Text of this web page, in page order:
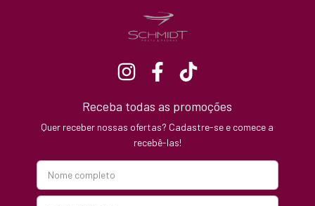
Receba todas as promoções
Quer receber nossas ofertas? Cadastre-se e comece a
recebê-las!